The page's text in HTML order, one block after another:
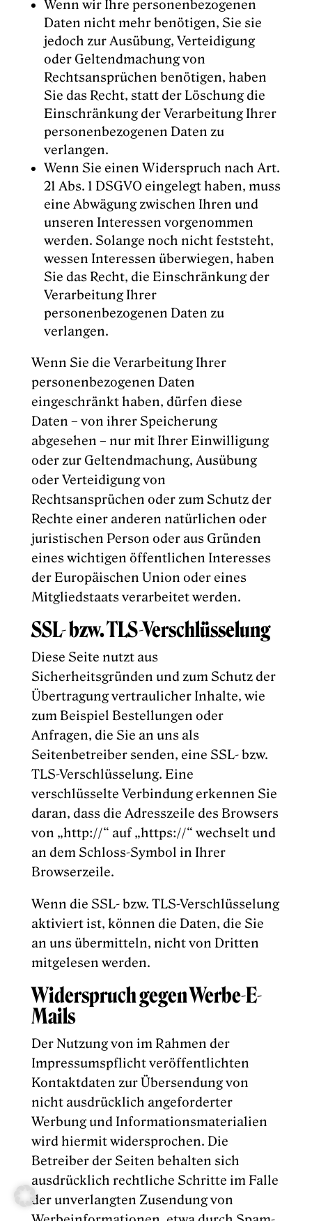
Wenn wir Ihre personenbezogenen
Daten nicht mehr benötigen, Sie sie
jedoch zur Ausübung, Verteidigung
oder Geltendmachung von
Rechtsansprüchen benötigen, haben
Sie das Recht, statt der Löschung die
Einschränkung der Verarbeitung Ihrer
personenbezogenen Daten zu
verlangen.
Wenn Sie einen Widerspruch nach Art.
21 Abs. 1 DSGVO eingelegt haben, muss
eine Abwägung zwischen Ihren und
unseren Interessen vorgenommen
werden. Solange noch nicht feststeht,
wessen Interessen überwiegen, haben
Sie das Recht, die Einschränkung der
Verarbeitung Ihrer
personenbezogenen Daten zu
verlangen.
Wenn Sie die Verarbeitung Ihrer
personenbezogenen Daten
eingeschränkt haben, dürfen diese
Daten – von ihrer Speicherung
abgesehen – nur mit Ihrer Einwilligung
oder zur Geltendmachung, Ausübung
oder Verteidigung von
Rechtsansprüchen oder zum Schutz der
Rechte einer anderen natürlichen oder
juristischen Person oder aus Gründen
eines wichtigen öffentlichen Interesses
der Europäischen Union oder eines
Mitgliedstaats verarbeitet werden.
SSL- bzw. TLS-Verschlüsselung
Diese Seite nutzt aus
Sicherheitsgründen und zum Schutz der
Übertragung vertraulicher Inhalte, wie
zum Beispiel Bestellungen oder
Anfragen, die Sie an uns als
Seitenbetreiber senden, eine SSL- bzw.
TLS-Verschlüsselung. Eine
verschlüsselte Verbindung erkennen Sie
daran, dass die Adresszeile des Browsers
von „http://“ auf „https://“ wechselt und
an dem Schloss-Symbol in Ihrer
Browserzeile.
Wenn die SSL- bzw. TLS-Verschlüsselung
aktiviert ist, können die Daten, die Sie
an uns übermitteln, nicht von Dritten
mitgelesen werden.
Widerspruch gegen Werbe-E-
Mails
Der Nutzung von im Rahmen der
Impressumspflicht veröffentlichten
Kontaktdaten zur Übersendung von
nicht ausdrücklich angeforderter
Werbung und Informationsmaterialien
wird hiermit widersprochen. Die
Betreiber der Seiten behalten sich
ausdrücklich rechtliche Schritte im Falle
der unverlangten Zusendung von